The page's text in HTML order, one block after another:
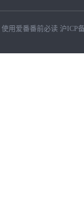
使用爱番番前必读 沪ICP